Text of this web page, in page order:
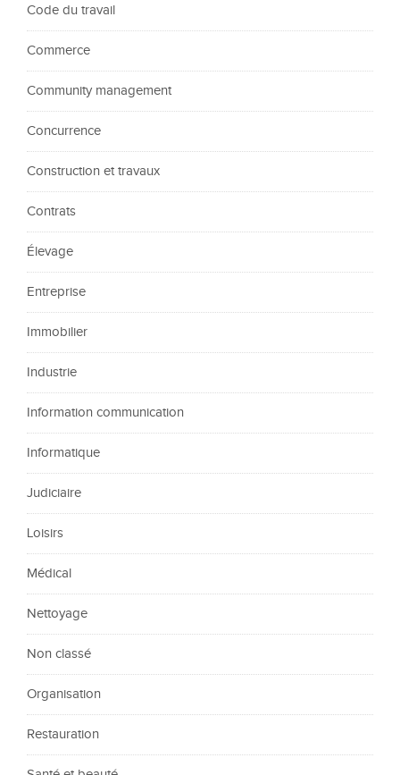
Code du travail
Commerce
Community management
Concurrence
Construction et travaux
Contrats
Élevage
Entreprise
Immobilier
Industrie
Information communication
Informatique
Judiciaire
Loisirs
Médical
Nettoyage
Non classé
Organisation
Restauration